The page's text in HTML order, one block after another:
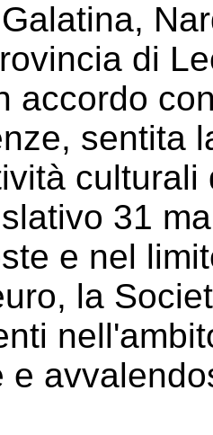
di
accordo
sentita
31
e nel
la
e